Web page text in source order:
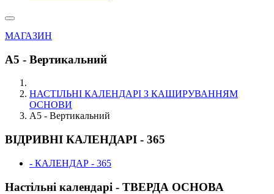
МАГАЗИН
А5 - Вертикальний
НАСТІЛЬНІ КАЛЕНДАРІ З КАШИРУВАННЯМ
ОСНОВИ
А5 - Вертикальний
ВІДРИВНІ КАЛЕНДАРІ - 365
- КАЛЕНДАР - 365
Настільні календарі - ТВЕРДА ОСНОВА